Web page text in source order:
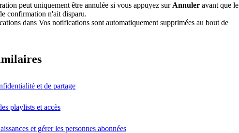
peut uniquement être annulée si vous appuyez sur Annuler avant que le
confirmation n'ait disparu.
dans Vos notifications sont automatiquement supprimées au bout de
et de partage
playlists et accès
et gérer les personnes abonnées